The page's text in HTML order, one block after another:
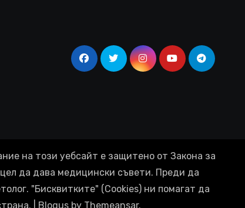
на този уебсайт е защитено от Закона за
да дава медицински съвети. Преди да
"Бисквитките" (Cookies) ни помагат да
Blogusby Themeansar.